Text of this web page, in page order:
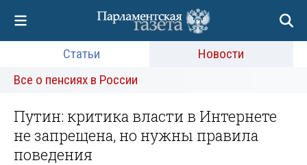
Статьи
Новости
Все о пенсиях в России
Путин: критика власти в Интернете
не запрещена, но нужны правила
поведения